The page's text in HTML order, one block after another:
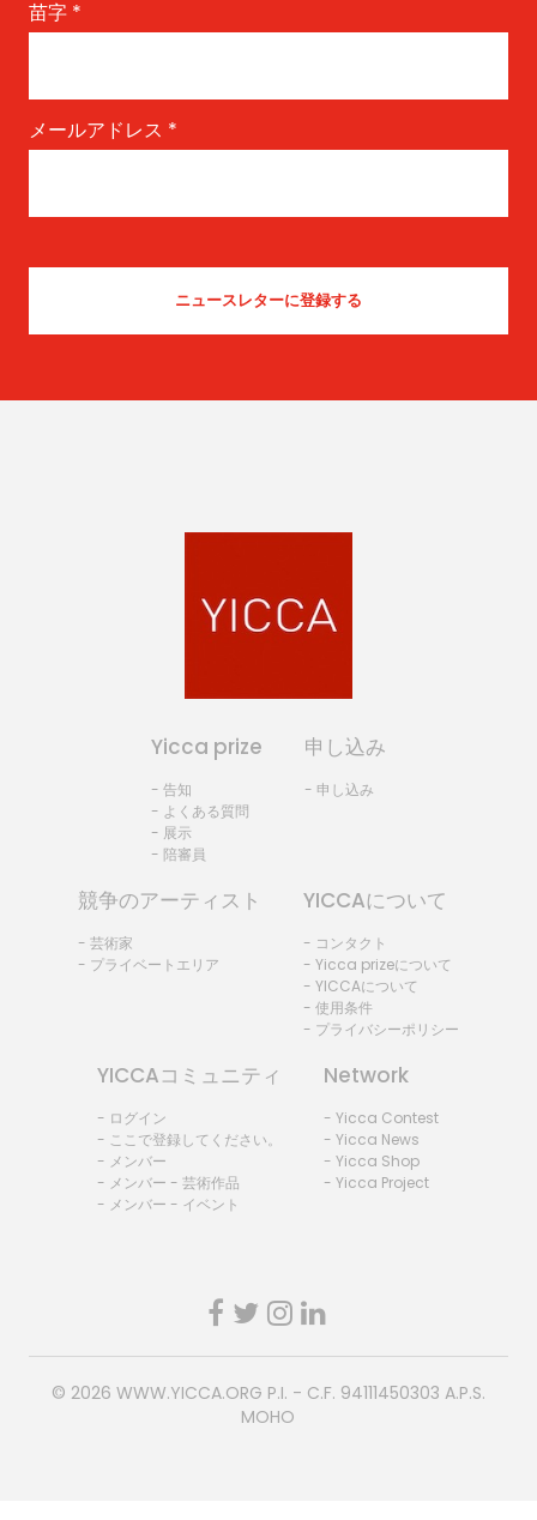
苗字 *
メールアドレス *
Yicca prize
- 告知
- よくある質問
- 展示
- 陪審員
申し込み
- 申し込み
競争のアーティスト
- 芸術家
- プライベートエリア
YICCAについて
- コンタクト
- Yicca prizeについて
- YICCAについて
- 使用条件
- プライバシーポリシー
YICCAコミュニティ
- ログイン
- ここで登録してください。
- メンバー
- メンバー - 芸術作品
- メンバー - イベント
Network
- Yicca Contest
- Yicca News
- Yicca Shop
- Yicca Project
© 2026 WWW.YICCA.ORG P.I. - C.F. 94111450303 A.P.S.
MOHO